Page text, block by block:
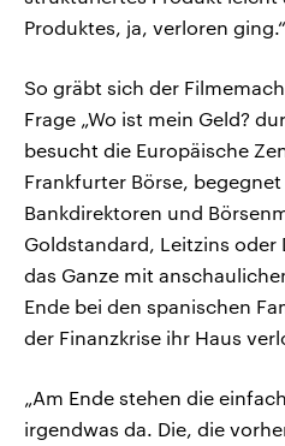
Produktes, ja, verloren ging.“
So gräbt sich der
Frage „Wo ist mein Geld?
besucht die Europäische
Frankfurter Börse,
Bankdirektoren und
Goldstandard, Leitzins
das Ganze mit
Ende bei den spanischen
der Finanzkrise ihr Haus
„Am Ende stehen die
irgendwas da. Die, die